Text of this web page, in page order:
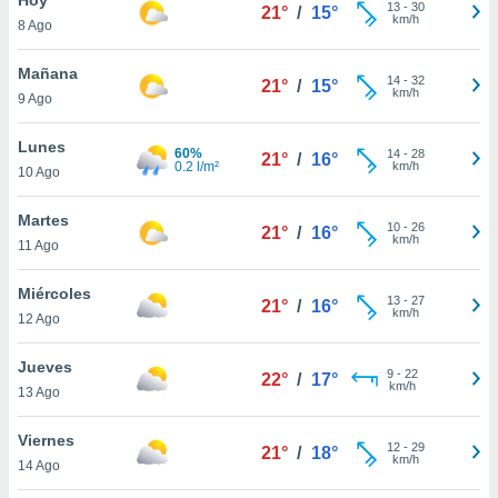
en
más
nuestra
de
cookies
aceptar
8 Ago
21° / 15° 13- 30
km/h
Mañana
9 Ago
21° / 15° 14- 32
km/h
Lunes
10 Ago
60%
0.2 l/m²
21° / 16° 14- 28
km/h
Martes
11 Ago
21° / 16° 10- 26
km/h
Miércoles
12 Ago
21° / 16° 13- 27
km/h
Jueves
13 Ago
22° / 17° 9- 22
km/h
Viernes
14 Ago
21° / 18° 12- 29
km/h